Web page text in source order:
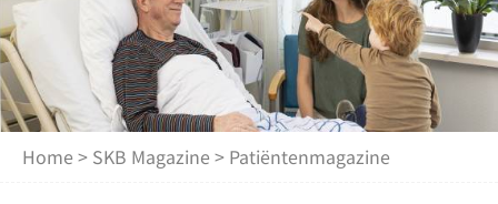
Home > SKB Magazine > Patiëntenmagazine